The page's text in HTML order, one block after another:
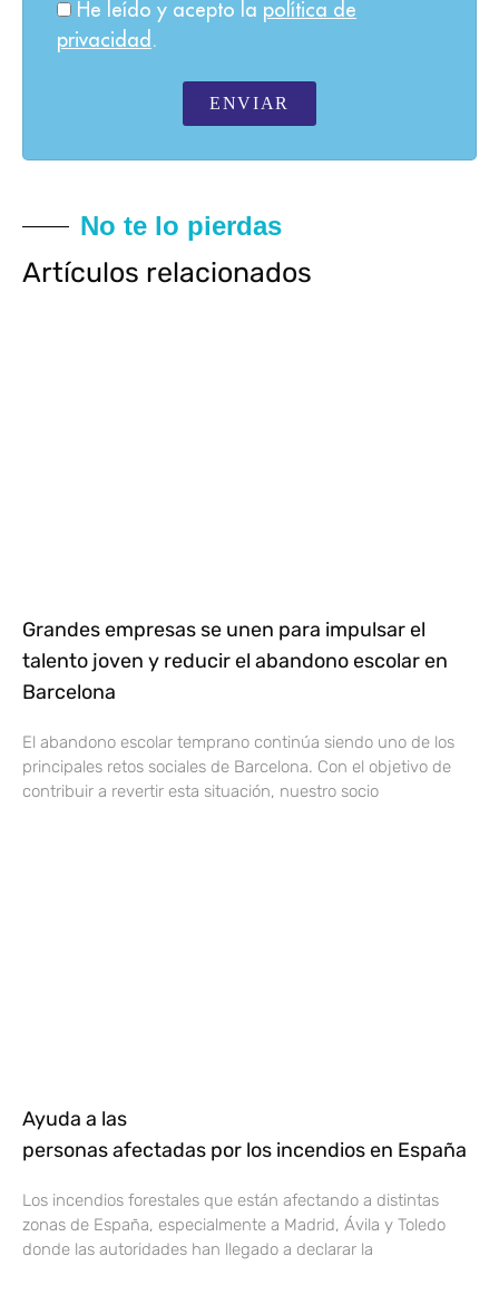
He leído y acepto la política de
privacidad .
ENVIAR
No te lo pierdas
Artículos relacionados
Grandes empresas se unen para impulsar el
talento joven y reducir el abandono escolar en
Barcelona
El abandono escolar temprano continúa siendo uno de los
principales retos sociales de Barcelona. Con el objetivo de
contribuir a revertir esta situación, nuestro socio
Ayuda a las
personas afectadas por los incendios en España
Los incendios forestales que están afectando a distintas
zonas de España, especialmente a Madrid, Ávila y Toledo
donde las autoridades han llegado a declarar la